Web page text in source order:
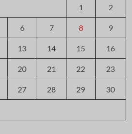
1 2
6 7 8 9
13 14 15 16
20 21 22 23
27 28 29 30